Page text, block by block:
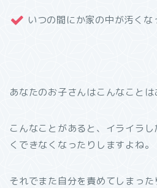
いつの間にか家の中が汚くな
あなたのお子さんはこんなことは
こんなことがあると、イライラ
くできなくなったりしますよね。
それでまた自分を責めてしまった